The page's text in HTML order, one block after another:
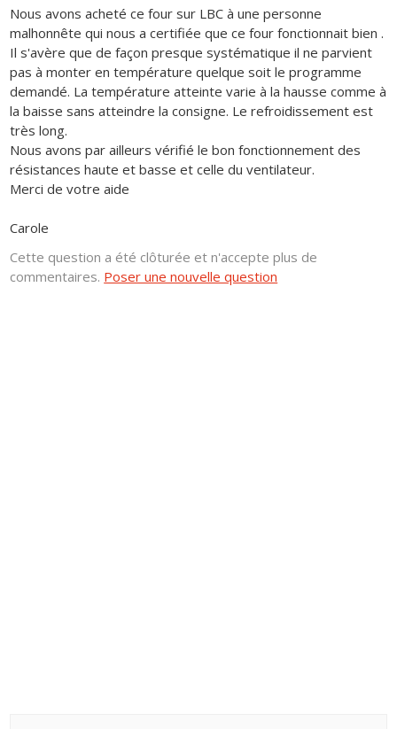
Nous avons acheté ce four sur LBC à une personne
malhonnête qui nous a certifiée que ce four fonctionnait bien .
Il s'avère que de façon presque systématique il ne parvient
pas à monter en température quelque soit le programme
demandé. La température atteinte varie à la hausse comme à
la baisse sans atteindre la consigne. Le refroidissement est
très long.
Nous avons par ailleurs vérifié le bon fonctionnement des
résistances haute et basse et celle du ventilateur.
Merci de votre aide
Carole
Cette question a été clôturée et n'accepte plus de
commentaires. Poser une nouvelle question